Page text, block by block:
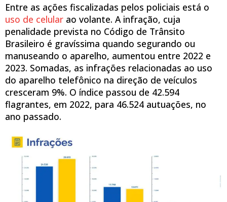
Entre as ações fiscalizadas pelos policiais está o
uso de celular ao volante. A infração, cuja
penalidade prevista no Código de Trânsito
Brasileiro é gravíssima quando segurando ou
manuseando o aparelho, aumentou entre 2022 e
2023. Somadas, as infrações relacionadas ao uso
do aparelho telefônico na direção de veículos
cresceram 9%. O índice passou de 42.594
flagrantes, em 2022, para 46.524 autuações, no
ano passado.